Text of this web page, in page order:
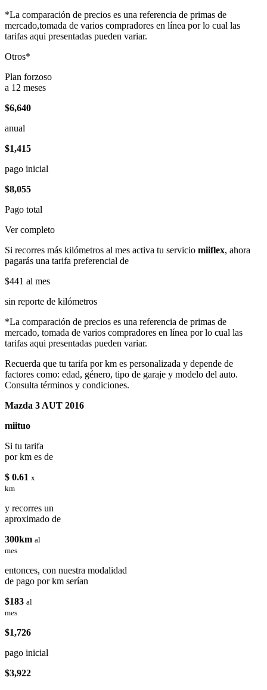
*La comparación de precios es una referencia de primas de
mercado,tomada de varios compradores en línea por lo cual las
tarifas aqui presentadas pueden variar.
Otros*
Plan forzoso
a 12 meses
$6,640
anual
$1,415
pago inicial
$8,055
Pago total
Ver completo
Si recorres más kilómetros al mes activa tu servicio miiflex, ahora
pagarás una tarifa preferencial de
$441 al mes
sin reporte de kilómetros
*La comparación de precios es una referencia de primas de
mercado, tomada de varios compradores en línea por lo cual las
tarifas aqui presentadas pueden variar.
Recuerda que tu tarifa por km es personalizada y depende de
factores como: edad, género, tipo de garaje y modelo del auto.
Consulta términos y condiciones.
Mazda 3 AUT 2016
miituo
Si tu tarifa
por km es de
$ 0.61 x
km
y recorres un
aproximado de
300km al
mes
entonces, con nuestra modalidad
de pago por km serían
$183 al
mes
$1,726
pago inicial
$3,922